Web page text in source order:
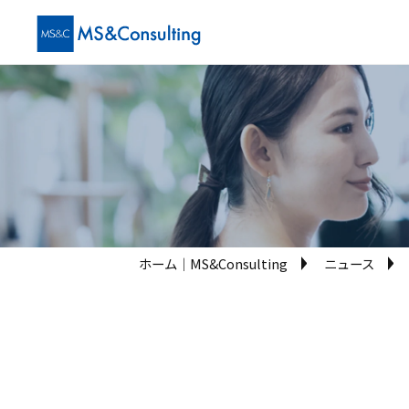
ホーム│MS&Consulting ニュース